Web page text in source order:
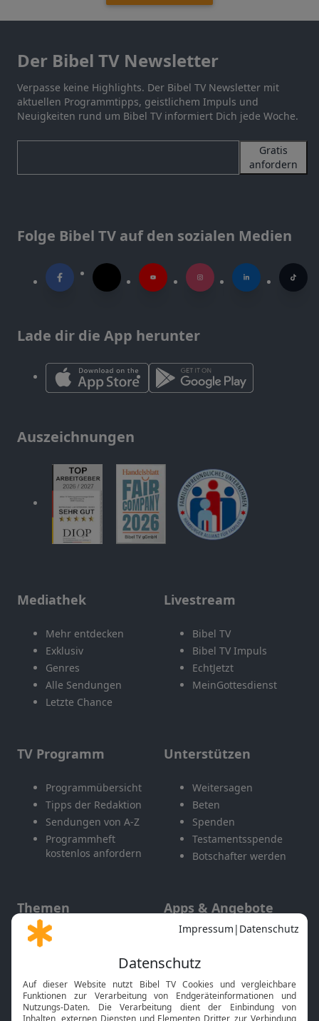
Der Bibel TV Newsletter
Verpasse keine Highlights. Der Bibel TV Newsletter mit
aktuellen Programmtipps, geistlichem Impuls und
Neuigkeiten rund um Bibel TV informiert Dich jede Woche.
Gratis
anfordern
Folge Bibel TV auf den sozialen Medien
Lade dir die App herunter
Auszeichnungen
Mediathek
Mehr entdecken
Exklusiv
Genres
Alle Sendungen
Letzte Chance
Livestream
Bibel TV
Bibel TV Impuls
EchtJetzt
MeinGottesdienst
TV Programm
Programmübersicht
Tipps der Redaktion
Sendungen von A-Z
Programmheft
kostenlos anfordern
Unterstützen
Weitersagen
Beten
Spenden
Testamentsspende
Botschafter werden
Themen
Gott und Bibel erklärt
Neuigkeiten
Apps & Angebote
Mobile App
Smart TV
HbbTV